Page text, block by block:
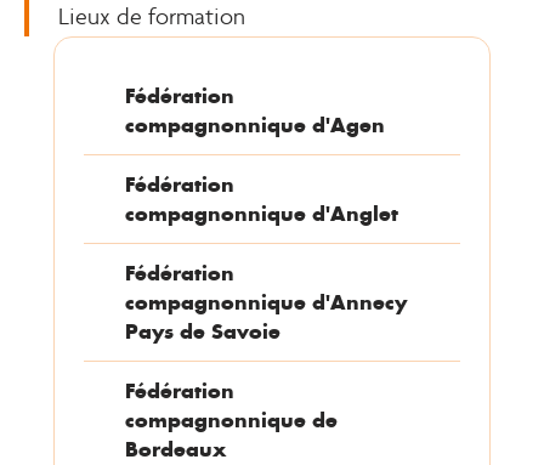
Lieux de formation
Fédération
compagnonnique d'Agen
Fédération
compagnonnique d'Anglet
Fédération
compagnonnique d'Annecy
Pays de Savoie
Fédération
compagnonnique de
Bordeaux